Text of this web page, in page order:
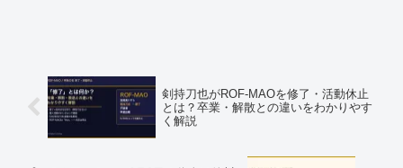
剣持刀也がROF-MAOを修了・活動休止
とは？卒業・解散との違いをわかりやす
く解説